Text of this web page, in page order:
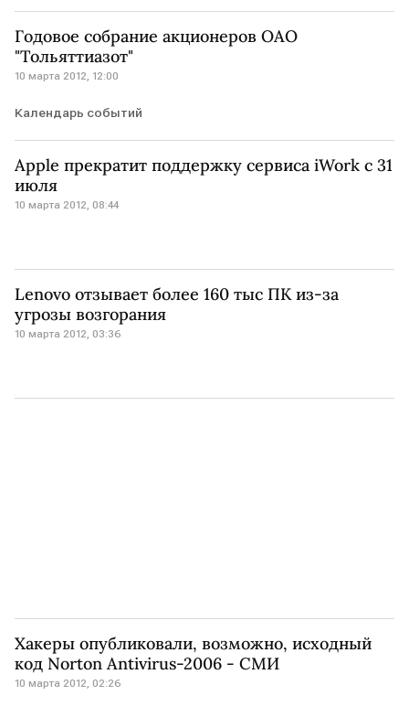
Годовое собрание акционеров ОАО
"Тольяттиазот"
10 марта 2012, 12:00
Календарь событий
Apple прекратит поддержку сервиса iWork c 31
июля
10 марта 2012, 08:44
Lenovo отзывает более 160 тыс ПК из-за
угрозы возгорания
10 марта 2012, 03:36
Хакеры опубликовали, возможно, исходный
код Norton Antivirus-2006 - СМИ
10 марта 2012, 02:26